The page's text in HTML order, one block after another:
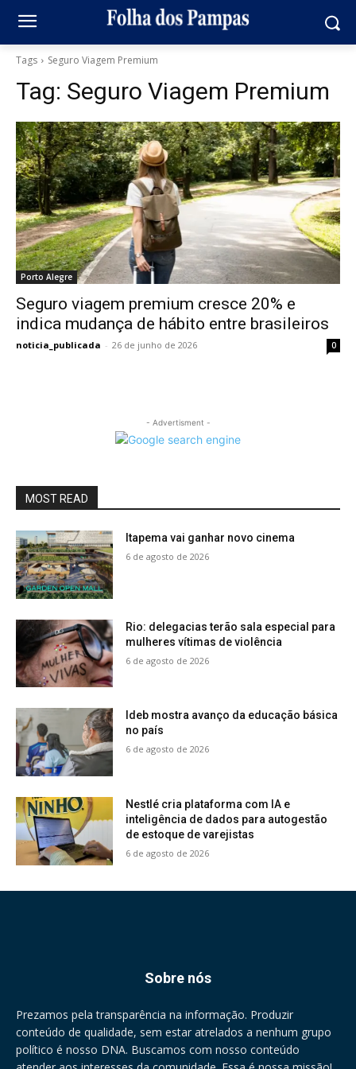
Tags Seguro Viagem Premium
Tag: Seguro Viagem Premium
Porto Alegre
Seguro viagem premium cresce 20% e
indica mudança de hábito entre brasileiros
noticia_publicada - 26 de junho de 2026 0
- Advertisment -
MOST READ
Itapema vai ganhar novo cinema
6 de agosto de 2026
Rio: delegacias terão sala especial para
mulheres vítimas de violência
6 de agosto de 2026
Ideb mostra avanço da educação básica
no país
6 de agosto de 2026
Nestlé cria plataforma com IA e
inteligência de dados para autogestão
de estoque de varejistas
6 de agosto de 2026
Sobre nós
Prezamos pela transparência na informação. Produzir
conteúdo de qualidade, sem estar atrelados a nenhum grupo
político é nosso DNA. Buscamos com nosso conteúdo